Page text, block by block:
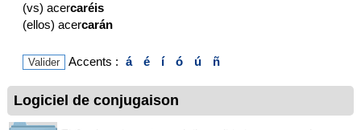
(vs) acercaréis
(ellos) acercarán
Accents : á é í ó ú ñ
Logiciel de conjugaison